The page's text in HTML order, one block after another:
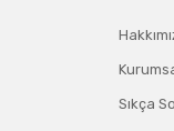
Sıkça